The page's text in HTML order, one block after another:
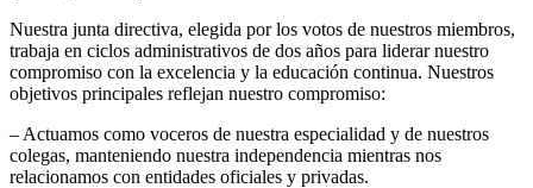
Nuestra junta directiva, elegida por los votos de nuestros miembros,
trabaja en ciclos administrativos de dos años para liderar nuestro
compromiso con la excelencia y la educación continua. Nuestros
objetivos principales reflejan nuestro compromiso:
– Actuamos como voceros de nuestra especialidad y de nuestros
colegas, manteniendo nuestra independencia mientras nos
relacionamos con entidades oficiales y privadas.